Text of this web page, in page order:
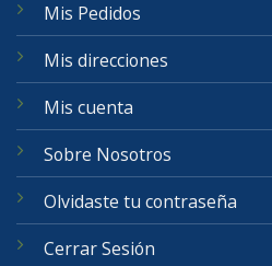
Mis Pedidos
Mis direcciones
Mis cuenta
Sobre Nosotros
Olvidaste tu contraseña
Cerrar Sesión